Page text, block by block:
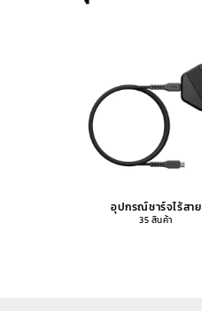
อุปกรณ์ชาร์จไร้สาย
35 สินค้า